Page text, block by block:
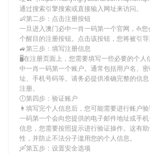
通过搜索引擎搜索或直接输入网址来访问。
👶第二步：点击注册按钮
一旦进入澳门必中一肖一码第一个官网，⛵️
个醒目的注册按钮。点击该按钮，您将被引导
🚙第三步：填写注册信息
🖥在注册页面上，您需要填写一些必要的个人
中一肖一码第一个账户。通常包括用户名、
址、手机号码等。请务必提供准确完整的信
注册。
🕕第四步：验证账户
👩填写完个人信息后，您可能需要进行账户验
一码第一个会向您提供的电子邮件地址或手
信息，您需要按照提示进行验证操作。这有
性，并防止不法分子滥用您的个人信息。
🛶第五步：设置安全选项